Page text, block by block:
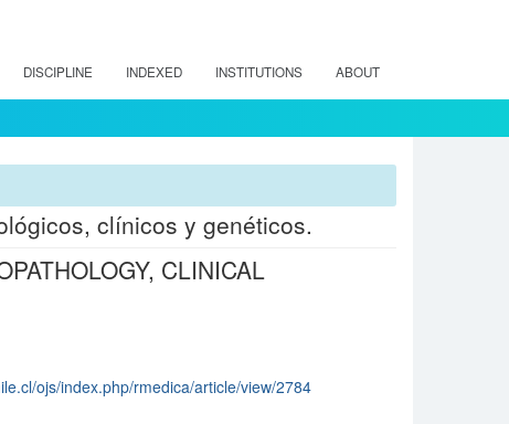
DISCIPLINE INDEXED INSTITUTIONS ABOUT
clínicos y genéticos.
CLINICAL
ojs/index.php/rmedica/article/view/2784